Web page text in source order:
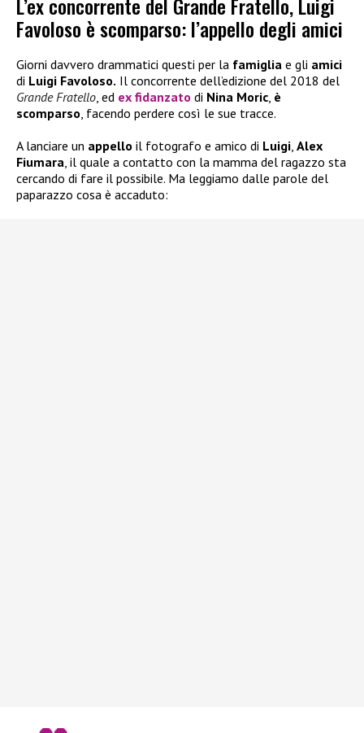
L’ex concorrente del Grande Fratello, Luigi
Favoloso è scomparso: l’appello degli amici
Giorni davvero drammatici questi per la famiglia e gli amici
di Luigi Favoloso. Il concorrente dell’edizione del 2018 del
Grande Fratello, ed ex fidanzato di Nina Moric, è
scomparso, facendo perdere così le sue tracce.
A lanciare un appello il fotografo e amico di Luigi, Alex
Fiumara, il quale a contatto con la mamma del ragazzo sta
cercando di fare il possibile. Ma leggiamo dalle parole del
paparazzo cosa è accaduto: